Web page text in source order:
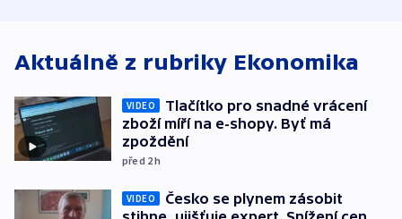
Aktuálně z rubriky Ekonomika
VIDEO
Tlačítko pro snadné vrácení
zboží míří na e-shopy. Byť má
zpoždění
před 2h
VIDEO
Česko se plynem zásobit